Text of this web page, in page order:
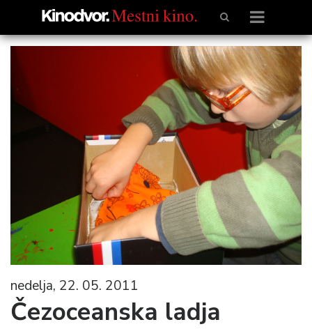
nedelja, 22. 05. 2011
Čezoceanska ladja